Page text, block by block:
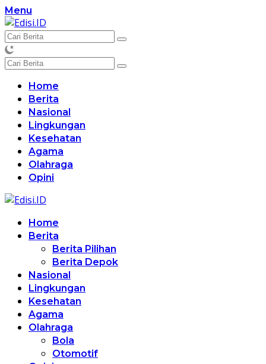
Langsung
ke
konten
Menu
Home
Berita
Nasional
Lingkungan
Kesehatan
Agama
Olahraga
Opini
Home
Berita
Berita Pilihan
Berita Depok
Nasional
Lingkungan
Kesehatan
Agama
Olahraga
Bola
Otomotif